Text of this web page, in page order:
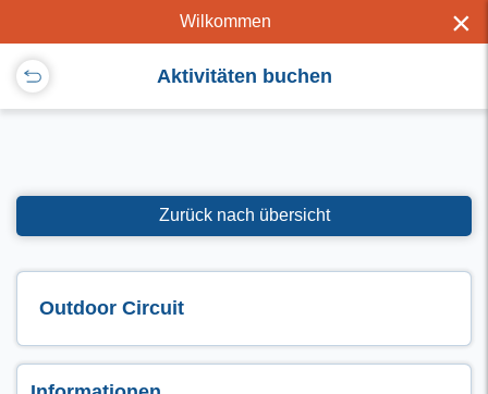
Wilkommen ×
Aktivitäten buchen
Zurück nach übersicht
Outdoor Circuit